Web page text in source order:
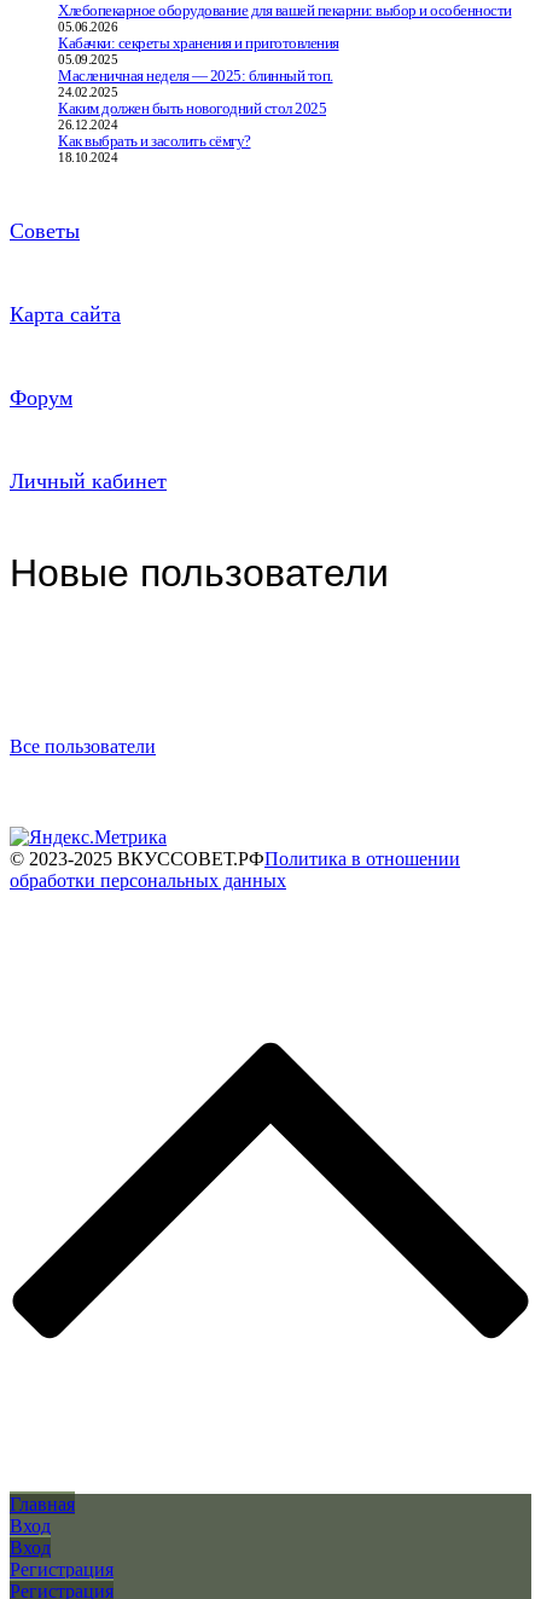
Хлебопекарное оборудование для вашей пекарни: выбор и особенности
05.06.2026
Кабачки: секреты хранения и приготовления
05.09.2025
Масленичная неделя — 2025: блинный топ.
24.02.2025
Каким должен быть новогодний стол 2025
26.12.2024
Как выбрать и засолить сёмгу?
18.10.2024
Советы
Карта сайта
Форум
Личный кабинет
Новые пользователи
Все пользователи
© 2023-2025 ВКУССОВЕТ.РФПолитика в отношении
обработки персональных данных
Главная
Вход
Вход
Регистрация
Регистрация